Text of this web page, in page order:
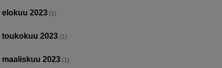
elokuu 2023 (1)
toukokuu 2023 (1)
maaliskuu 2023 (1)